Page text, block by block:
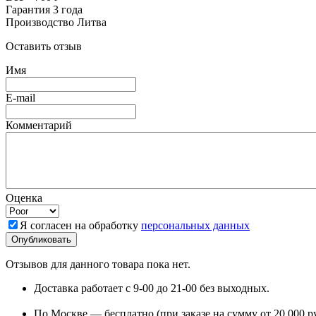
Гарантия 3 года
Производство Литва
Оставить отзыв
Имя
E-mail
Комментарий
Оценка
Я согласен на обработку персональных данных
Отзывов для данного товара пока нет.
Доставка работает с 9-00 до 21-00 без выходных.
По Москве — бесплатно (при заказе на сумму от 20 000